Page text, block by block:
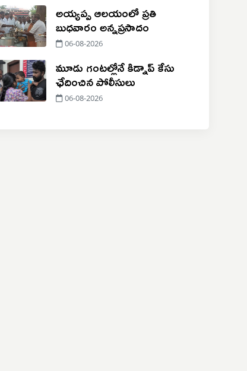
అయ్యప్ప ఆలయంలో ప్రతి
బుధవారం అన్నప్రసాదం
06-08-2026
మూడు గంటల్లోనే కిడ్నాప్ కేసు
ఛేదించిన పోలీసులు
06-08-2026